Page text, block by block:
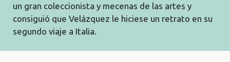
un gran coleccionista y mecenas de las artes y
consiguió que Velázquez le hiciese un retrato en su
segundo viaje a Italia.